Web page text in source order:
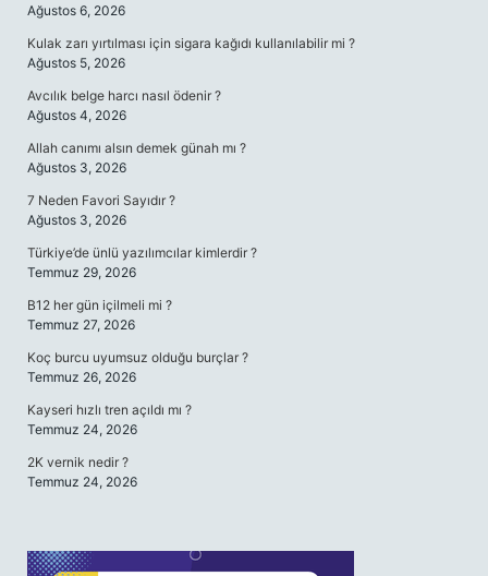
Ağustos 6, 2026
Kulak zarı yırtılması için sigara kağıdı kullanılabilir mi ?
Ağustos 5, 2026
Avcılık belge harcı nasıl ödenir ?
Ağustos 4, 2026
Allah canımı alsın demek günah mı ?
Ağustos 3, 2026
7 Neden Favori Sayıdır ?
Ağustos 3, 2026
Türkiye’de ünlü yazılımcılar kimlerdir ?
Temmuz 29, 2026
B12 her gün içilmeli mi ?
Temmuz 27, 2026
Koç burcu uyumsuz olduğu burçlar ?
Temmuz 26, 2026
Kayseri hızlı tren açıldı mı ?
Temmuz 24, 2026
2K vernik nedir ?
Temmuz 24, 2026